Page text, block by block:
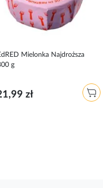
Mielonka Najdroższa
g
zł